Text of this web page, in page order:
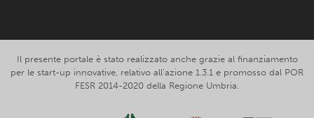
Il presente portale è stato realizzato anche grazie al finanziamento
per le start-up innovative, relativo all’azione 1.3.1 e promosso dal POR
FESR 2014-2020 della Regione Umbria.